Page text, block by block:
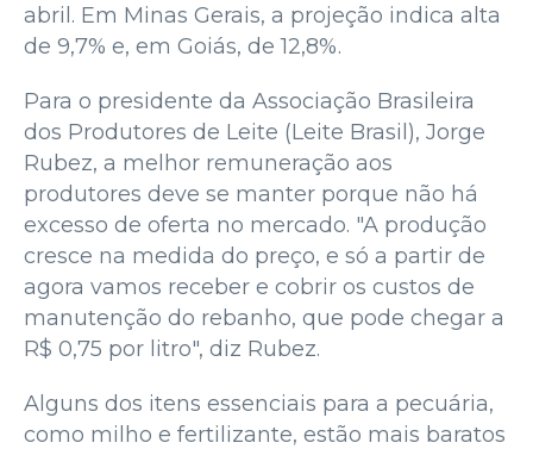
abril. Em Minas Gerais, a projeção indica alta
de 9,7% e, em Goiás, de 12,8%.
Para o presidente da Associação Brasileira
dos Produtores de Leite (Leite Brasil), Jorge
Rubez, a melhor remuneração aos
produtores deve se manter porque não há
excesso de oferta no mercado. "A produção
cresce na medida do preço, e só a partir de
agora vamos receber e cobrir os custos de
manutenção do rebanho, que pode chegar a
R$ 0,75 por litro", diz Rubez.
Alguns dos itens essenciais para a pecuária,
como milho e fertilizante, estão mais baratos